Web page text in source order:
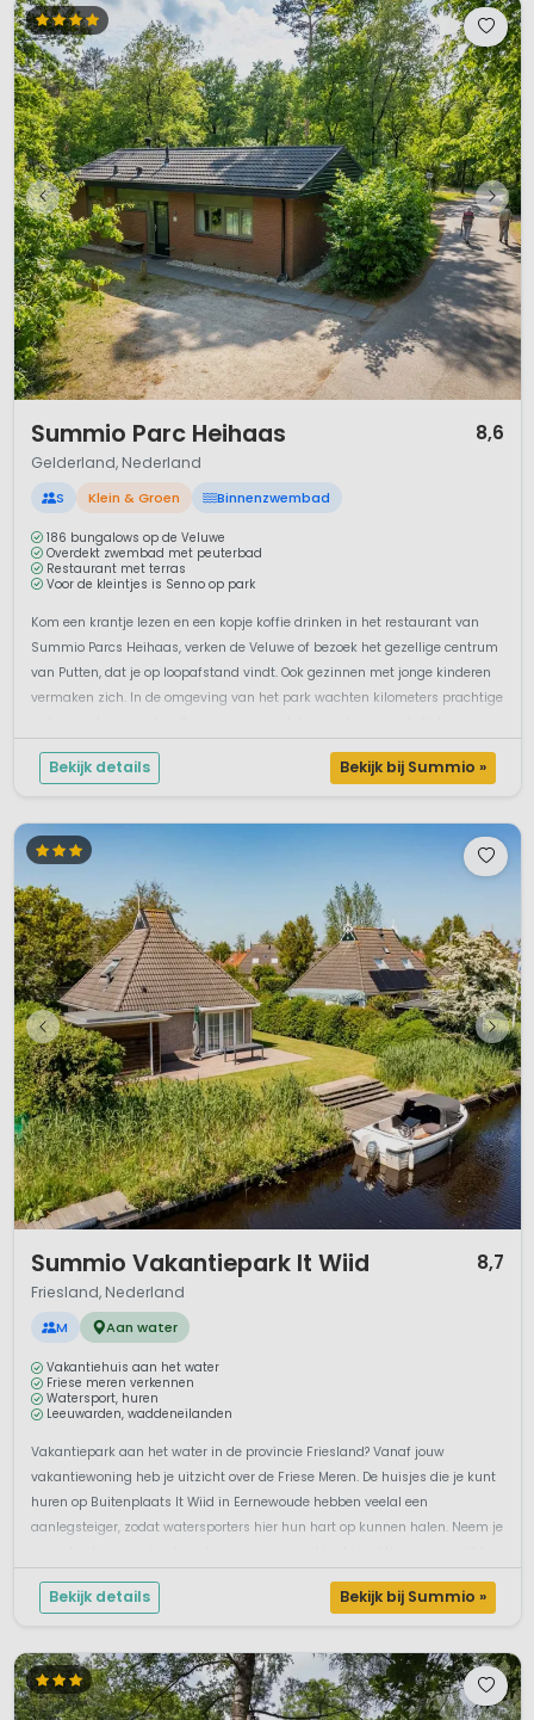
Summio Parc Heihaas 8,6
Gelderland, Nederland
S Klein & Groen Binnenzwembad
186 bungalows op de Veluwe
Overdekt zwembad met peuterbad
Restaurant met terras
Voor de kleintjes is Senno op park
Kom een krantje lezen en een kopje koffie drinken in het restaurant van
Summio Parcs Heihaas, verken de Veluwe of bezoek het gezellige centrum
van Putten, dat je op loopafstand vindt. Ook gezinnen met jonge kinderen
vermaken zich. In de omgeving van het park wachten kilometers prachtige
Bekijk details Bekijk bij Summio »
Summio Vakantiepark It Wiid 8,7
Friesland, Nederland
M Aan water
Vakantiehuis aan het water
Friese meren verkennen
Watersport, huren
Leeuwarden, waddeneilanden
Vakantiepark aan het water in de provincie Friesland? Vanaf jouw
vakantiewoning heb je uitzicht over de Friese Meren. De huisjes die je kunt
huren op Buitenplaats It Wiid in Eernewoude hebben veelal een
aanlegsteiger, zodat watersporters hier hun hart op kunnen halen. Neem je
Bekijk details Bekijk bij Summio »